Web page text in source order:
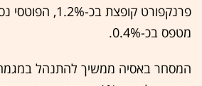
פרנקפורט קופצת
מטפס בכ-0.4%.
המסחר באסיה ממשיך להתנהל